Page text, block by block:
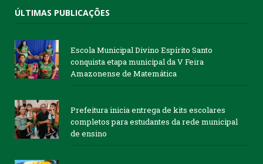
ÚLTIMAS PUBLICAÇÕES
Escola Municipal Divino Espírito Santo
conquista etapa municipal da V Feira
Amazonense de Matemática
Prefeitura inicia entrega de kits escolares
completos para estudantes da rede municipal
de ensino